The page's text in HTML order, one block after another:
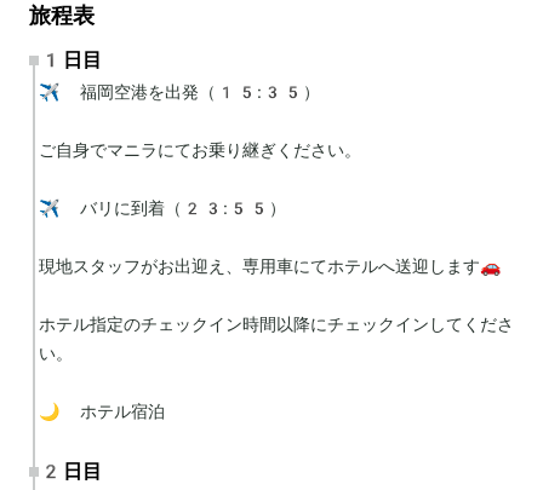
旅程表
1日目
✈️ 福岡空港を出発（15:35）
ご自身でマニラにてお乗り継ぎください。
✈️ バリに到着（23:55）
現地スタッフがお出迎え、専用車にてホテルへ送迎します🚗
ホテル指定のチェックイン時間以降にチェックインしてくださ
い。
🌙 ホテル宿泊
2日目